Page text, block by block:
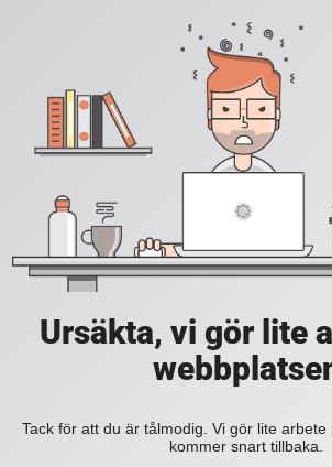
Ursäkta, vi gör lite
Tack för att du är tålmodig. Vi gör lite
kommer snart tillbaka.